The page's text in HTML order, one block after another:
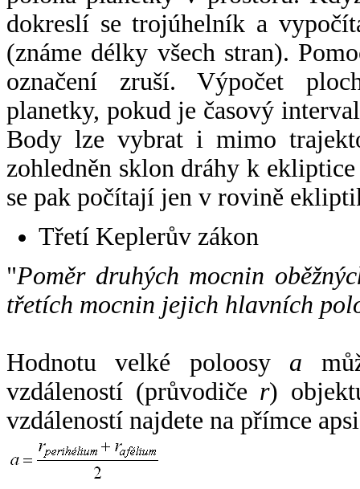
dokreslí se trojúhelník a
(známe délky všech stran).
označení zruší. Výpočet
planetky, pokud je časový
Body lze vybrat i mimo
zohledněn sklon dráhy k
se pak počítají jen v rovině
Třetí Keplerův zákon
"Poměr druhých mocnin
třetích mocnin jejich hlavních
Hodnotu velké poloosy a
vzdáleností (průvodiče r)
vzdáleností najdete na přímce